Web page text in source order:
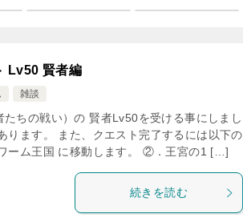
Lv50 賢者編
雑談
ちの戦い）の 賢者Lv50を受ける事にしまし
ります。 また、クエスト完了するには以下の
ーム王国 に移動します。 ②．王宮の1 […]
続きを読む